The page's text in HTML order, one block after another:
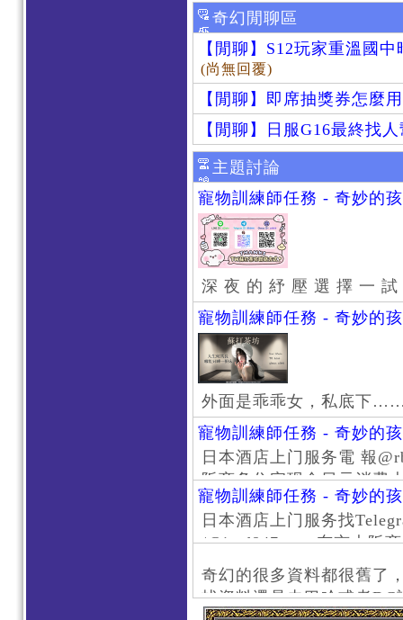
奇幻閒聊區
【閒聊】S12玩家重溫國
(尚無回覆)
【閒聊】即席抽獎券怎麼
【閒聊】日服G16最終找
主題討論
寵物訓練師任務 - 奇妙的
深 夜 的 紓 壓 選 擇 一
寵物訓練師任務 - 奇妙的
外面是乖乖女，私底下
寵物訓練師任務 - 奇妙的
日本酒店上门服务電 報
阪商务住宅现金日元消费
京风俗 #大阪风俗 #东京
上门服务新宿风俗 #梅田
#日本萝莉 #大阪萝莉 #日
寵物訓練師任務 - 奇妙的
日本酒店上门服务找
/@jptd847utpp 东京大阪
京旅游 #大阪旅游 #东京
东京上门服务 #大阪上门
心斋桥风俗 #日本女孩 #
奇幻的很多資料都很舊了
找資料還是去巴哈或者